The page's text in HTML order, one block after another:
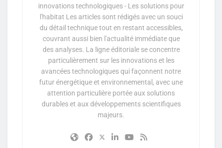
innovations technologiques - Les solutions pour
l'habitat Les articles sont rédigés avec un souci
du détail technique tout en restant accessibles,
couvrant aussi bien l'actualité immédiate que
des analyses. La ligne éditoriale se concentre
particulièrement sur les innovations et les
avancées technologiques qui façonnent notre
futur énergétique et environnemental, avec une
attention particulière portée aux solutions
durables et aux développements scientifiques
majeurs.